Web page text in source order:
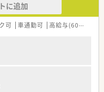
展開を行い、従業員の満足度向
ります。
に追加
可 車通勤可 高給与(600万円以上)